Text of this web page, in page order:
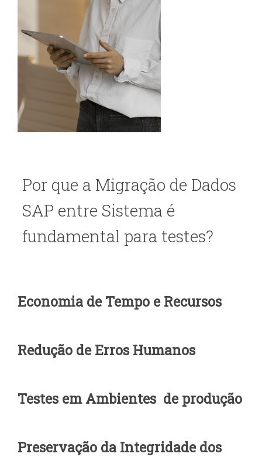
Por que a Migração de Dados
SAP entre Sistema é
fundamental para testes?
Economia de Tempo e Recursos
Redução de Erros Humanos
Testes em Ambientes de produção
Preservação da Integridade dos